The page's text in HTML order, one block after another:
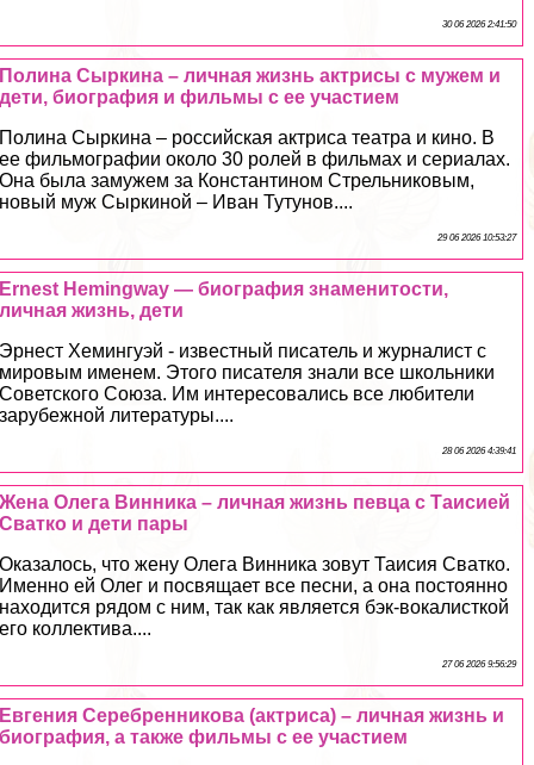
30 06 2026 2:41:50
Полина Сыркина – личная жизнь актрисы с мужем и
дети, биография и фильмы с ее участием
Полина Сыркина – российская актриса театра и кино. В
ее фильмографии около 30 ролей в фильмах и сериалах.
Она была замужем за Константином Стрельниковым,
новый муж Сыркиной – Иван Тутунов....
29 06 2026 10:53:27
Ernest Hemingway — биография знаменитости,
личная жизнь, дети
Эрнест Хемингуэй - известный писатель и журналист с
мировым именем. Этого писателя знали все школьники
Советского Союза. Им интересовались все любители
зарубежной литературы....
28 06 2026 4:39:41
Жена Олега Винника – личная жизнь певца с Таисией
Сватко и дети пары
Оказалось, что жену Олега Винника зовут Таисия Сватко.
Именно ей Олег и посвящает все песни, а она постоянно
находится рядом с ним, так как является бэк-вокалисткой
его коллектива....
27 06 2026 9:56:29
Евгения Серебренникова (актриса) – личная жизнь и
биография, а также фильмы с ее участием